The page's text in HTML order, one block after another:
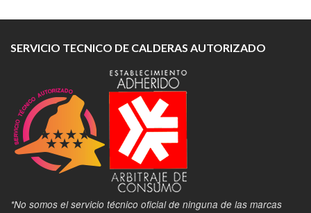
SERVICIO TECNICO DE CALDERAS AUTORIZADO
*No somos el servicio técnico oficial de ninguna de las marcas